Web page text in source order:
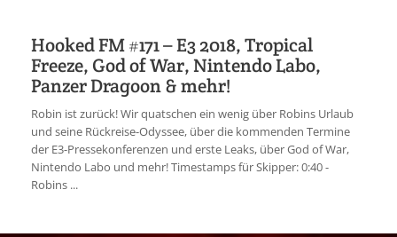
Hooked FM #171 – E3 2018, Tropical
Freeze, God of War, Nintendo Labo,
Panzer Dragoon & mehr!
Robin ist zurück! Wir quatschen ein wenig über Robins Urlaub
und seine Rückreise-Odyssee, über die kommenden Termine
der E3-Pressekonferenzen und erste Leaks, über God of War,
Nintendo Labo und mehr! Timestamps für Skipper: 0:40 -
Robins ...